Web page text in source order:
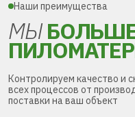
Наши преимущества
МЫ
Контролируем качество и
всех процессов от
поставки на ваш объект